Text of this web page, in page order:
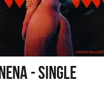
- SINGLE